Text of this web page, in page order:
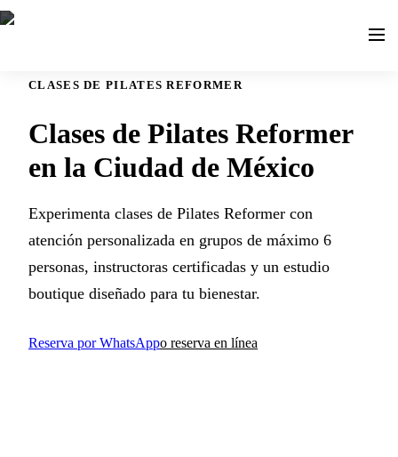
CLASES DE PILATES REFORMER
Clases de Pilates Reformer
en la Ciudad de México
Experimenta clases de Pilates Reformer con
atención personalizada en grupos de máximo 6
personas, instructoras certificadas y un estudio
boutique diseñado para tu bienestar.
Reserva por WhatsAppo reserva en línea